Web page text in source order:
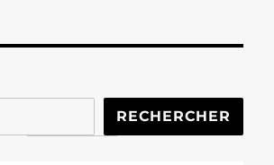
RECHERCHER